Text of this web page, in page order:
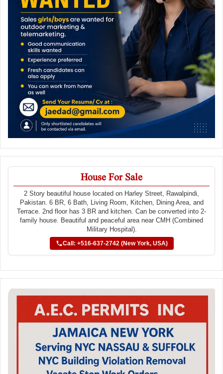
House For Sale
2 Story beautiful house located on Harley Street, Rawalpindi,
Pakistan. 6 BR, 6 Bath, Living Room, Kitchen, Dining Area, and
Terrace. 2nd floor has 3 BR and kitchen. Can be converted into 2-
family house. Beautiful and peaceful area near CMH (Combined
Military Hospital).
Call: +516-637-2742 (New York, USA)